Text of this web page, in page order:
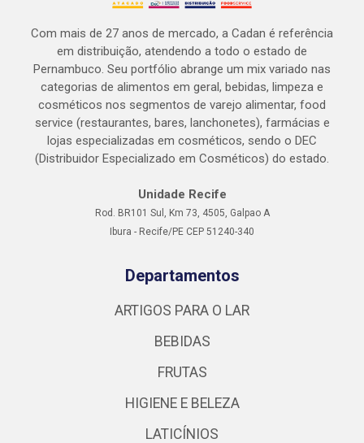
Com mais de 27 anos de mercado, a Cadan é referência
em distribuição, atendendo a todo o estado de
Pernambuco. Seu portfólio abrange um mix variado nas
categorias de alimentos em geral, bebidas, limpeza e
cosméticos nos segmentos de varejo alimentar, food
service (restaurantes, bares, lanchonetes), farmácias e
lojas especializadas em cosméticos, sendo o DEC
(Distribuidor Especializado em Cosméticos) do estado.
Unidade Recife
Rod. BR101 Sul, Km 73, 4505, Galpao A
Ibura - Recife/PE CEP 51240-340
Departamentos
ARTIGOS PARA O LAR
BEBIDAS
FRUTAS
HIGIENE E BELEZA
LATICÍNIOS